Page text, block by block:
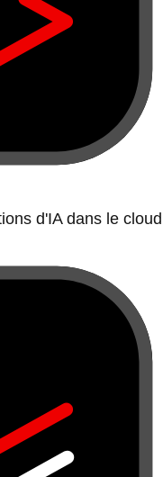
d'IA dans le cloud